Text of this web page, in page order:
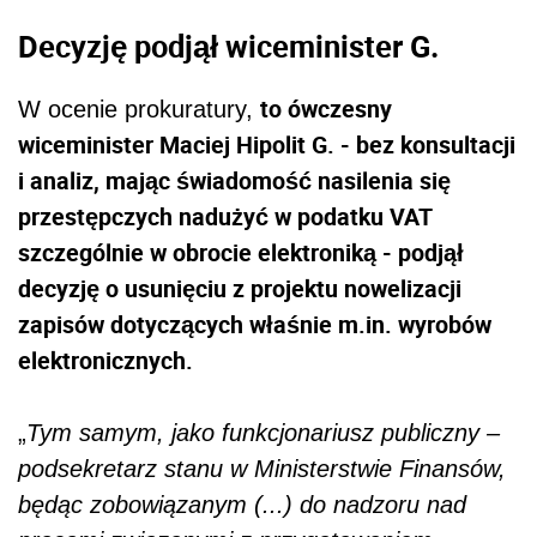
Decyzję podjął wiceminister G.
W ocenie prokuratury, to ówczesny
wiceminister Maciej Hipolit G. - bez konsultacji
i analiz, mając świadomość nasilenia się
przestępczych nadużyć w podatku VAT
szczególnie w obrocie elektroniką - podjął
decyzję o usunięciu z projektu nowelizacji
zapisów dotyczących właśnie m.in. wyrobów
elektronicznych.
„Tym samym, jako funkcjonariusz publiczny –
podsekretarz stanu w Ministerstwie Finansów,
będąc zobowiązanym (...) do nadzoru nad